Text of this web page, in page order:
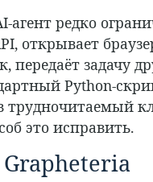
агент редко
открывает
передаёт задачу
Python-
трудночитаемый
это исправить.